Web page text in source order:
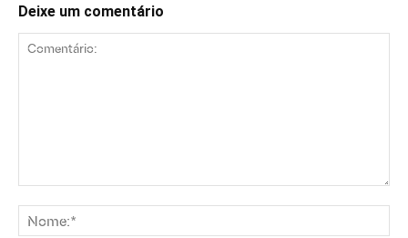
Deixe um comentário